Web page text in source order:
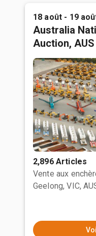
18 août - 19
Australia
Auction, AUS
2,896 Articles
Vente aux
Geelong, VIC,